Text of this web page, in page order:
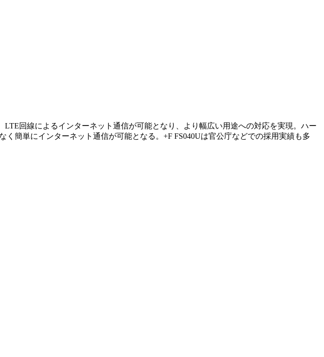
回線によるインターネット通信が可能となり、より幅広い用途への対応を実現。ハー
簡単にインターネット通信が可能となる。+F FS040Uは官公庁などでの採用実績も多